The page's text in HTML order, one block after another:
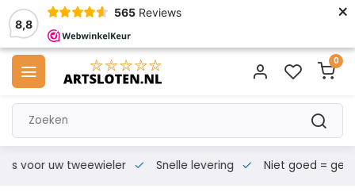
8,8
565 Reviews ×
0
voor uw tweewieler Snelle levering Niet goed = geld